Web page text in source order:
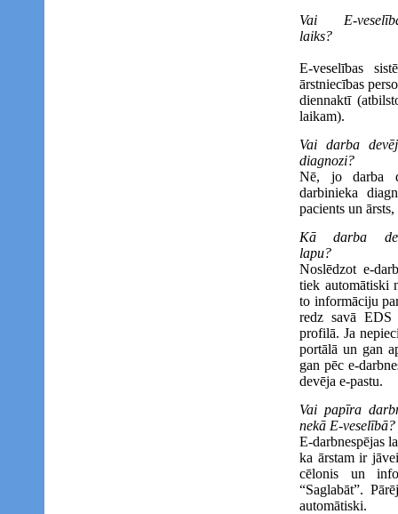
Vai E-
laiks?
E-veselības
ārstniecības
diennaktī
laikam).
Vai darba
diagnozi?
Nē, jo darba
darbinieka
pacients un
Kā darba
lapu?
Noslēdzot e-
tiek automātiski
to informāciju
redz savā EDS
profilā. Ja
portālā un gan
gan pēc e-
devēja e-pastu.
Vai papīra
nekā E-veselībā?
E-darbnespējas
ka ārstam ir
cēlonis un
“Saglabāt”.
automātiski.